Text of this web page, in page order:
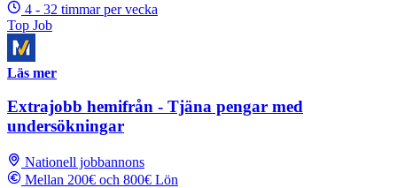
4 - 32 timmar per vecka
Top Job
Läs mer
Extrajobb hemifrån - Tjäna pengar med
undersökningar
Nationell jobbannons
Mellan 200€ och 800€ Lön